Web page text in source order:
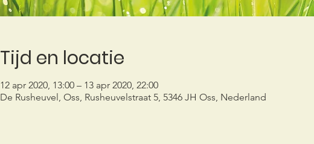
Tijd en locatie
12 apr 2020, 13:00 – 13 apr 2020, 22:00
De Rusheuvel, Oss, Rusheuvelstraat 5, 5346 JH Oss, Nederland